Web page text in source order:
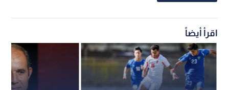
اقرأ أيضاً